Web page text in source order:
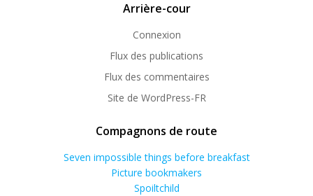
Arrière-cour
Connexion
Flux des publications
Flux des commentaires
Site de WordPress-FR
Compagnons de route
Seven impossible things before breakfast
Picture bookmakers
Spoiltchild